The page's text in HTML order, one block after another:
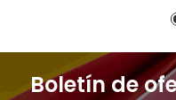
Boletín de